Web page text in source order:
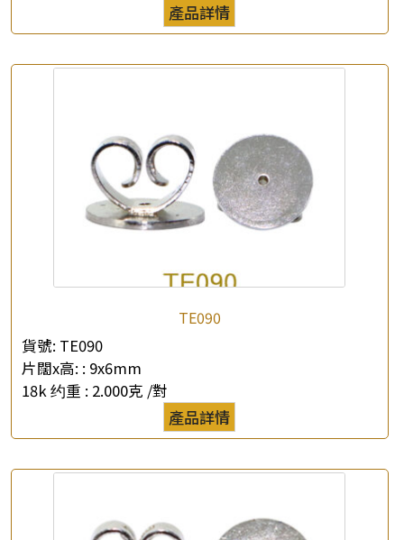
產品查詢 ×
*你的名字
* e-mail
*聯絡電話
產品詳情
TE090
貨號: TE090
片闊x高: : 9x6mm
18k 约重 : 2.000克 /對
產品詳情